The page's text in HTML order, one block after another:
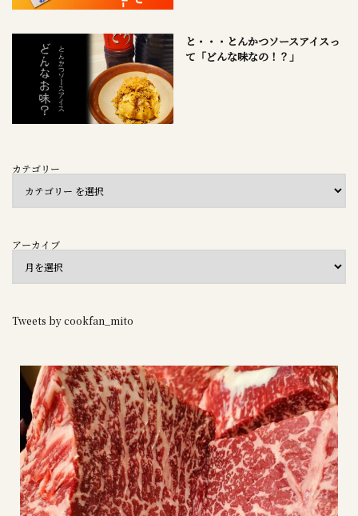
と・・・とんかつソースアイスっ
て「どんな味なの！？」
カテゴリー
アーカイブ
Tweets by cookfan_mito